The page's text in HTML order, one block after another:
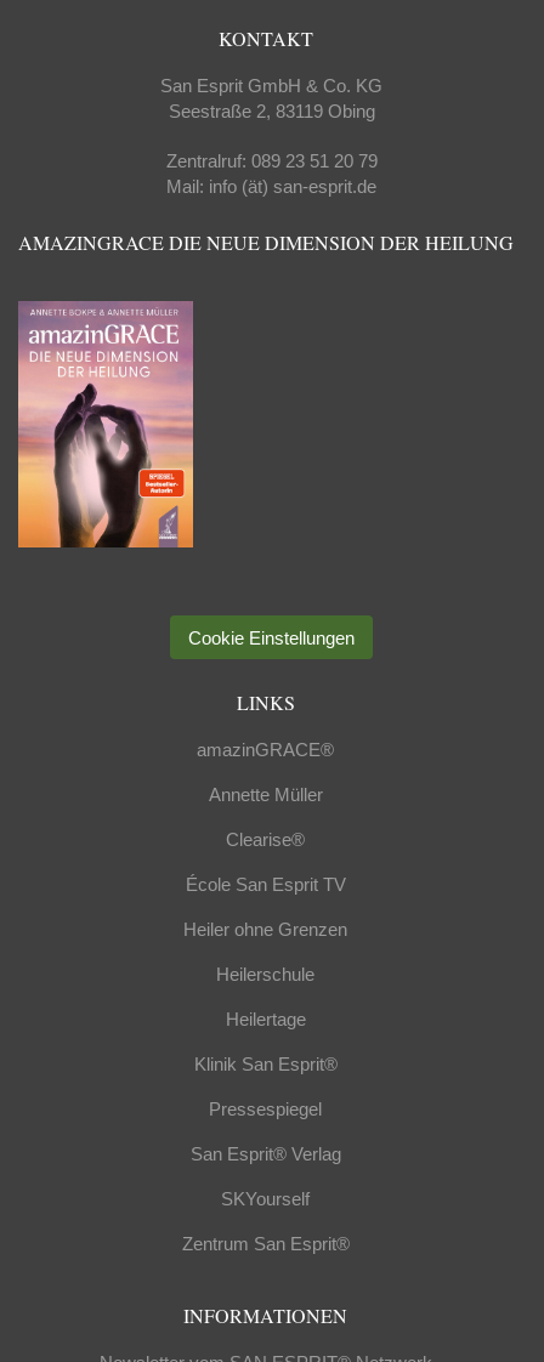
KONTAKT
San Esprit GmbH & Co. KG
Seestraße 2, 83119 Obing
Zentralruf: 089 23 51 20 79
Mail: info (ät) san-esprit.de
AMAZINGRACE DIE NEUE DIMENSION DER HEILUNG
Cookie Einstellungen
LINKS
amazinGRACE®
Annette Müller
Clearise®
École San Esprit TV
Heiler ohne Grenzen
Heilerschule
Heilertage
Klinik San Esprit®
Pressespiegel
San Esprit® Verlag
SKYourself
Zentrum San Esprit®
INFORMATIONEN